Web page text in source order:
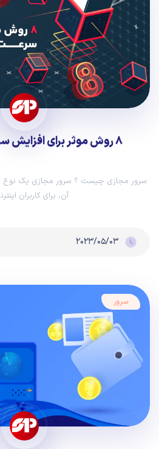
۸ روش موثر برای افزایش سرعت سرور مجازی
سرور مجازی چیست ؟ سرور مجازی یک نوع
آن، برای کاربران
۲۰۲۳/۰۵/۰۳
سرور